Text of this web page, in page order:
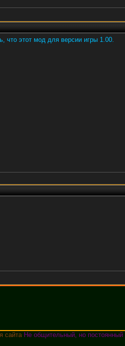
что этот мод для версии игры 1.00.
сайта Не общительный, но постоянный